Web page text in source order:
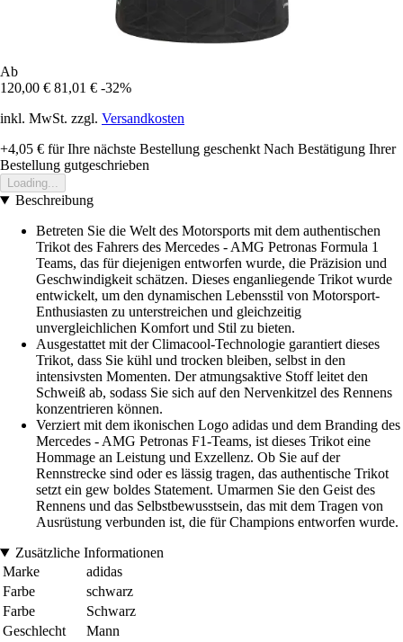
Ab
120,00 € 81,01 € -32%
inkl. MwSt. zzgl. Versandkosten
+4,05 € für Ihre nächste Bestellung geschenkt Nach Bestätigung Ihrer
Bestellung gutgeschrieben
Loading...
Beschreibung
Betreten Sie die Welt des Motorsports mit dem authentischen
Trikot des Fahrers des Mercedes - AMG Petronas Formula 1
Teams, das für diejenigen entworfen wurde, die Präzision und
Geschwindigkeit schätzen. Dieses enganliegende Trikot wurde
entwickelt, um den dynamischen Lebensstil von Motorsport-
Enthusiasten zu unterstreichen und gleichzeitig
unvergleichlichen Komfort und Stil zu bieten.
Ausgestattet mit der Climacool-Technologie garantiert dieses
Trikot, dass Sie kühl und trocken bleiben, selbst in den
intensivsten Momenten. Der atmungsaktive Stoff leitet den
Schweiß ab, sodass Sie sich auf den Nervenkitzel des Rennens
konzentrieren können.
Verziert mit dem ikonischen Logo adidas und dem Branding des
Mercedes - AMG Petronas F1-Teams, ist dieses Trikot eine
Hommage an Leistung und Exzellenz. Ob Sie auf der
Rennstrecke sind oder es lässig tragen, das authentische Trikot
setzt ein gew boldes Statement. Umarmen Sie den Geist des
Rennens und das Selbstbewusstsein, das mit dem Tragen von
Ausrüstung verbunden ist, die für Champions entworfen wurde.
Zusätzliche Informationen
Marke
adidas
Farbe
schwarz
Farbe
Schwarz
Geschlecht
Mann